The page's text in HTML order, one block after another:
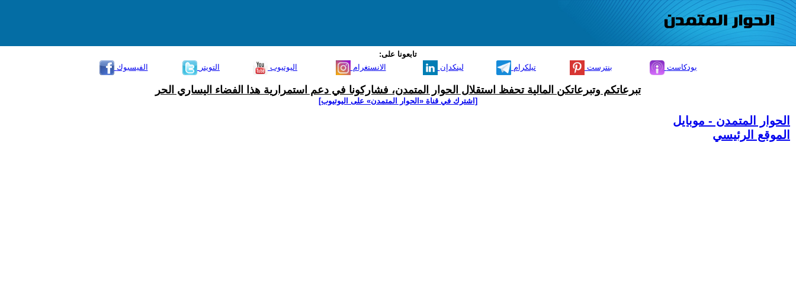
تابعونا على:
الفيسبوك
التويتر اليوتيوب الانستغرام لينكدإن تيلكرام بنترست بودكاست
تبرعاتكم وتبرعاتكن المالية تحفظ استقلال الحوار المتمدن، فشاركونا في دعم استمرارية هذا الفضاء اليساري الحر
[اشترك في قناة ‫«الحوار المتمدن» على اليوتيوب]
الحوار المتمدن - موبايل
الموقع الرئيسي